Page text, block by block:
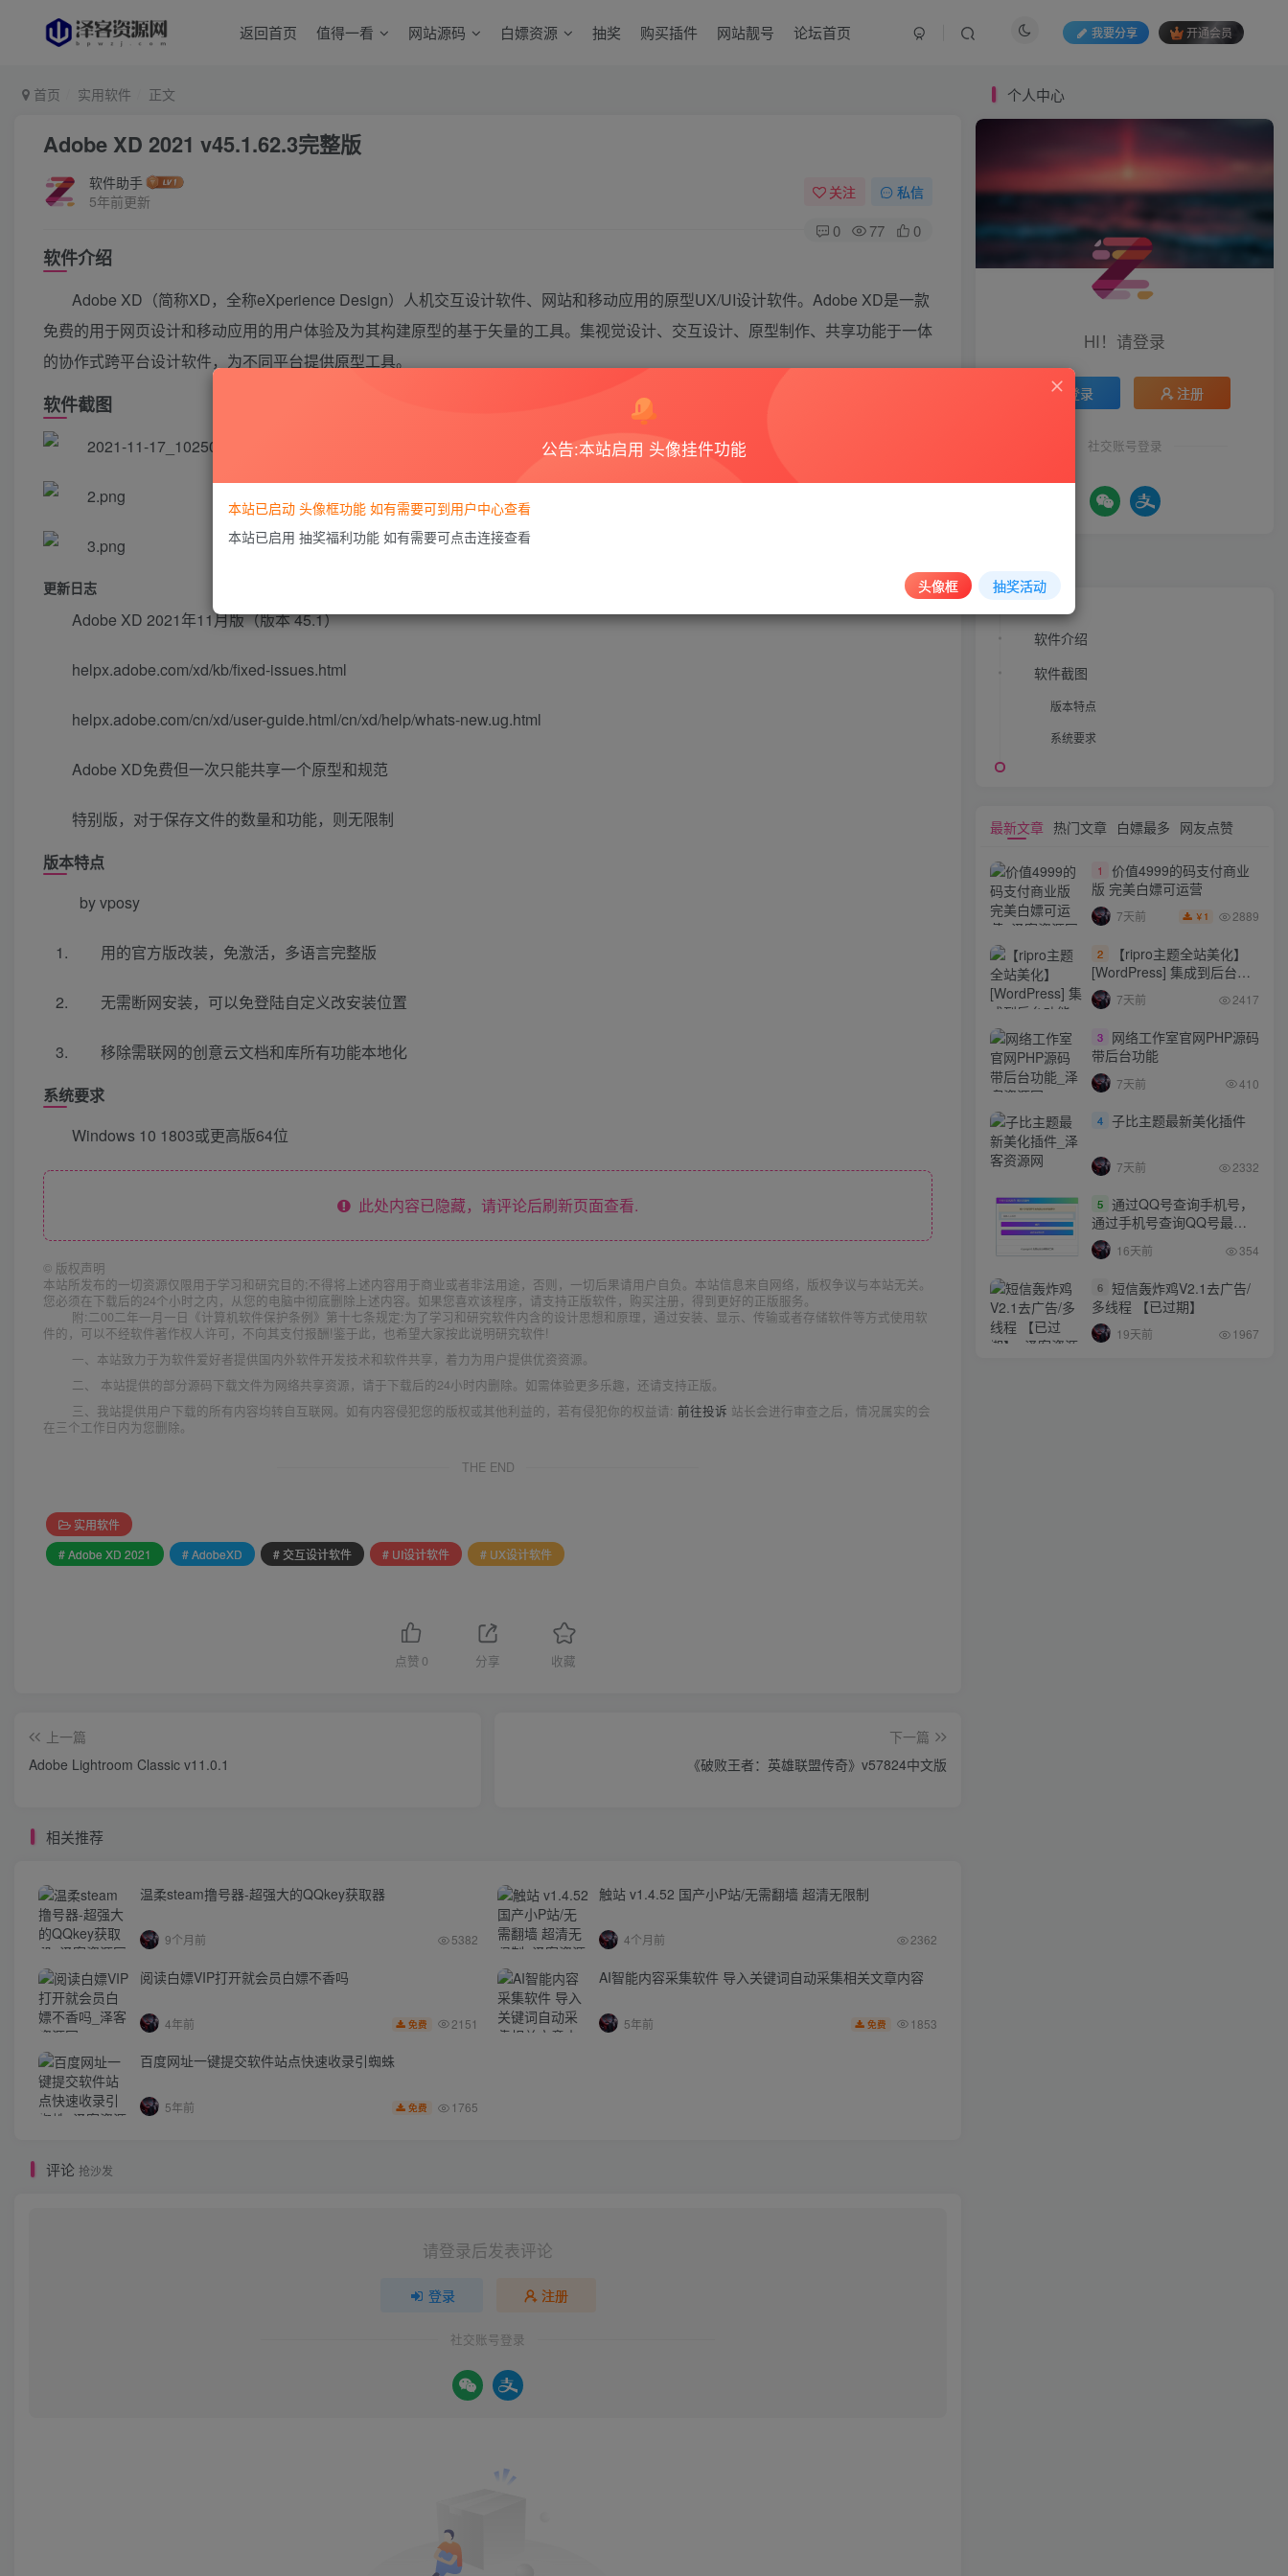
返回首页 值得一看 网站源码 白嫖资源 抽奖 购买插件 网站靓号 论坛首页 我要分享 开通会员
首页 实用软件 正文
Adobe XD 2021 v45.1.62.3完整版
软件助手
5年前更新
关注 私信
0 77 0
软件介绍
Adobe XD（简称XD，全称eXperience Design）人机交互设计软件、网站和移动应用的原型UX/UI设计软件。Adobe XD是一款
免费的用于网页设计和移动应用的用户体验及为其构建原型的基于矢量的工具。集视觉设计、交互设计、原型制作、共享功能于一体
的协作式跨平台设计软件，为不同平台提供原型工具。
软件截图
更新日志
Adobe XD 2021年11月版（版本 45.1）
helpx.adobe.com/xd/kb/fixed-issues.html
helpx.adobe.com/cn/xd/user-guide.html/cn/xd/help/whats-new.ug.html
Adobe XD免费但一次只能共享一个原型和规范
特别版，对于保存文件的数量和功能，则无限制
版本特点
by vposy
用的官方版改装，免激活，多语言完整版
无需断网安装，可以免登陆自定义改安装位置
移除需联网的创意云文档和库所有功能本地化
系统要求
Windows 10 1803或更高版64位
此处内容已隐藏，请评论后刷新页面查看.
© 版权声明
本站所发布的一切资源仅限用于学习和研究目的;不得将上述内容用于商业或者非法用途，否则，一切后果请用户自负。本站信息来自网络，版权争议与本站无关。
您必须在下载后的24个小时之内，从您的电脑中彻底删除上述内容。如果您喜欢该程序，请支持正版软件，购买注册，得到更好的正版服务。
附:二00二年一月一日《计算机软件保护条例》第十七条规定:为了学习和研究软件内含的设计思想和原理，通过安装、显示、传输或者存储软件等方式使用软
件的，可以不经软件著作权人许可，不向其支付报酬!鉴于此，也希望大家按此说明研究软件!
一、本站致力于为软件爱好者提供国内外软件开发技术和软件共享，着力为用户提供优资资源。
二、 本站提供的部分源码下载文件为网络共享资源，请于下载后的24小时内删除。如需体验更多乐趣，还请支持正版。
三、我站提供用户下载的所有内容均转自互联网。如有内容侵犯您的版权或其他利益的，若有侵犯你的权益请: 前往投诉 站长会进行审查之后，情况属实的会
在三个工作日内为您删除。
THE END
实用软件
# Adobe XD 2021
# AdobeXD # 交互设计软件 # UI设计软件 # UX设计软件
点赞 0 分享 收藏
上一篇
Adobe Lightroom Classic v11.0.1
下一篇
《破败王者：英雄联盟传奇》v57824中文版
相关推荐
温柔steam撸号器-超强大的QQkey获取器
9个月前 5382
触站 v1.4.52 国产小P站/无需翻墙 超清无限制
4个月前 2362
阅读白嫖VIP打开就会员白嫖不香吗
4年前 免费 2151
AI智能内容采集软件 导入关键词自动采集相关文章内容
5年前 免费 1853
百度网址一键提交软件站点快速收录引蜘蛛
5年前 免费 1765
评论 抢沙发
请登录后发表评论
登录 注册
社交账号登录
个人中心
HI！请登录
登录 注册
社交账号登录
软件介绍
软件截图
版本特点
系统要求
最新文章 热门文章 白嫖最多 网友点赞
1
价值4999的码支付商业
版 完美白嫖可运营
7天前 ￥ 1 2889
2
【ripro主题全站美化】
[WordPress] 集成到后台功
能的全站美化包
WordPress…
7天前 2417
3
网络工作室官网PHP源码
带后台功能
7天前 410
4 子比主题最新美化插件
7天前 2332
5 通过QQ号查询手机号，
通过手机号查询QQ号最新
网站源码
16天前 354
6 短信轰炸鸡V2.1去广告/
多线程 【已过期】
19天前 1967
公告:本站启用 头像挂件功能
本站已启动 头像框功能 如有需要可到用户中心查看
本站已启用 抽奖福利功能 如有需要可点击连接查看
头像框 抽奖活动